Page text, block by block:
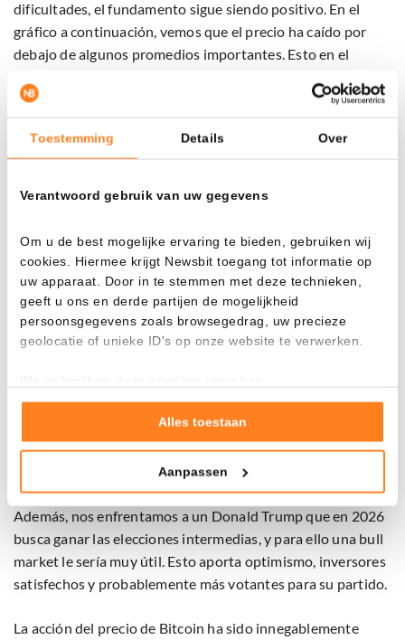
Toestemming Details Over
Verantwoord gebruik van uw gegevens
Om u de best mogelijke ervaring te bieden, gebruiken wij
cookies. Hiermee krijgt Newsbit toegang tot informatie op
uw apparaat. Door in te stemmen met deze technieken,
geeft u ons en derde partijen de mogelijkheid
persoonsgegevens zoals browsegedrag, uw precieze
geolocatie of unieke ID's op onze website te verwerken.
Goed laten functioneren van deze website
Verzamelen van gebruiksstatistieken
Tonen en meten van relevante advertenties
Klik hieronder om ons toestemming te geven om deze
maak gedetailleerde keuzes, waaronder het maken van
bezwaar tegen bedrijven die persoonsgegevens verwerken
op basis van gerechtvaardigd belang. U kunt uw privacy-
instellingen te allen tijde inzien en bijwerken door op de
Alles toestaan
Aanpassen
dificultades, el fundamento sigue siendo positivo. En el
gráfico a continuación, vemos que el precio ha caído por
debajo de algunos promedios importantes. Esto en el
macroeconómica en 2022 era diferente. En ese entonces, el
banco central estadounidense comenzó a endurecer su
política para combatir la inflación, mientras que ahora
Además, nos enfrentamos a un Donald Trump que en 2026
busca ganar las elecciones intermedias, y para ello una bull
market le sería muy útil. Esto aporta optimismo, inversores
satisfechos y probablemente más votantes para su partido.
La acción del precio de Bitcoin ha sido innegablemente